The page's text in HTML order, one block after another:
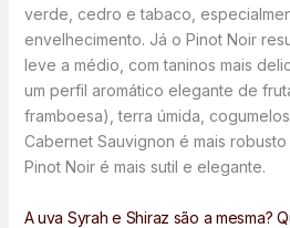
verde, cedro e tabaco,
envelhecimento. Já o Pinot Noir
leve a médio, com taninos mais
um perfil aromático elegante de
framboesa), terra úmida,
Cabernet Sauvignon é mais
Pinot Noir é mais sutil e elegante.
A uva Syrah e Shiraz são a mesma?